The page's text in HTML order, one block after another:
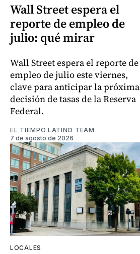
Wall Street espera el
reporte de empleo de
julio: qué mirar
Wall Street espera el reporte de
empleo de julio este viernes,
clave para anticipar la próxima
decisión de tasas de la Reserva
Federal.
EL TIEMPO LATINO TEAM
7 de agosto de 2026
LOCALES